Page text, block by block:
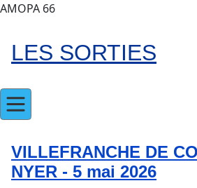
AMOPA 66
LES SORTIES
VILLEFRANCHE DE
NYER - 5 mai 2026